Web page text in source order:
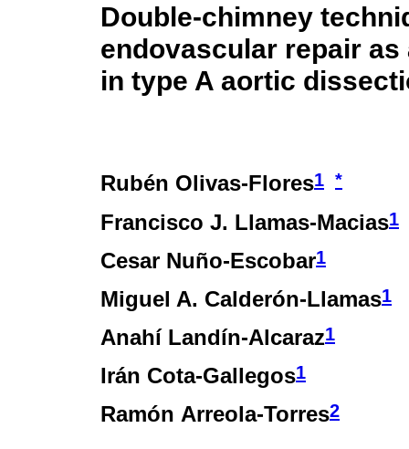
Double-chimney
endovascular repair
in type A aortic
Rubén Olivas-Flores1 *
Francisco J. Llamas-Macias1
Cesar Nuño-Escobar1
Miguel A. Calderón-Llamas1
Anahí Landín-Alcaraz1
Irán Cota-Gallegos1
Ramón Arreola-Torres2